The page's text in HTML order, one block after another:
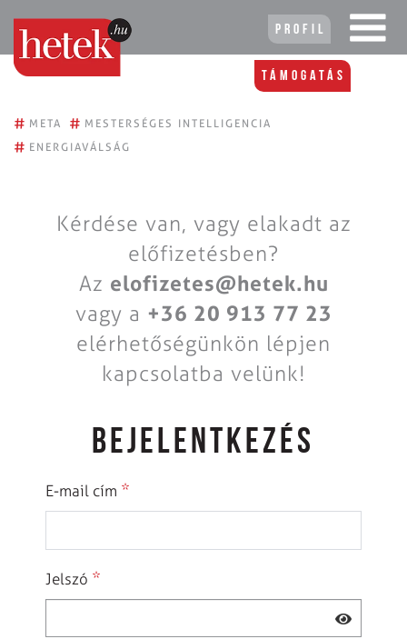
Profil
Támogatás
# META # MESTERSÉGES INTELLIGENCIA
# ENERGIAVÁLSÁG
Kérdése van, vagy elakadt az
előfizetésben?
Az elofizetes@hetek.hu
vagy a +36 20 913 77 23
elérhetőségünkön lépjen
kapcsolatba velünk!
BEJELENTKEZÉS
E-mail cím *
Jelszó *